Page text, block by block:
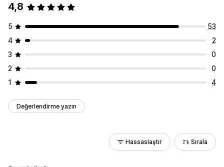
4,8
5
53
4
2
3
0
2
0
1
4
Değerlendirme yazın
Hassaslaştır Sırala